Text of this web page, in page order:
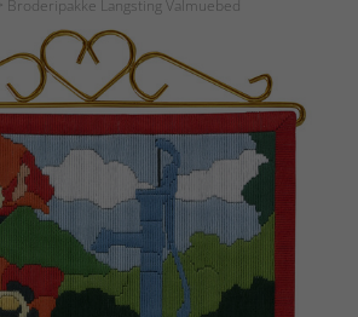
> Broderipakke Langsting Valmuebed